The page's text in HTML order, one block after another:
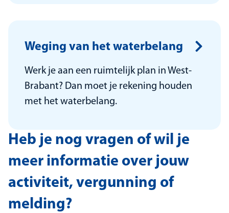
Weging van het waterbelang
Werk je aan een ruimtelijk plan in West-
Brabant? Dan moet je rekening houden
met het waterbelang.
Heb je nog vragen of wil je
meer informatie over jouw
activiteit, vergunning of
melding?